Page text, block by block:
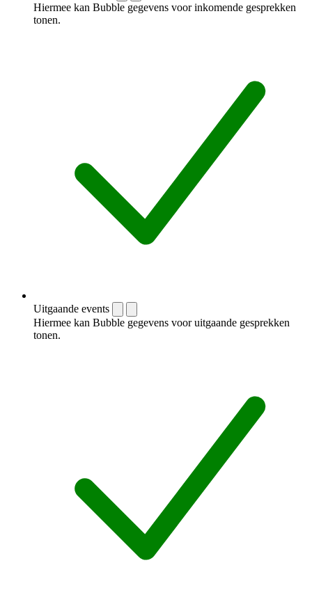
Hiermee kan Bubble gegevens voor inkomende gesprekken
tonen.
Uitgaande events
Hiermee kan Bubble gegevens voor uitgaande gesprekken
tonen.